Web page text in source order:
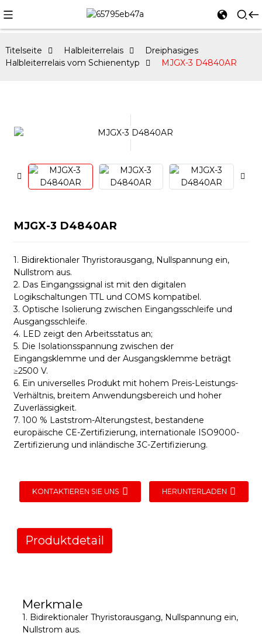
Titelseite Halbleiterrelais
Dreiphasiges
Halbleiterrelais vom Schienentyp
MJGX-3 D4840AR
MJGX-3 D4840AR
1. Bidirektionaler Thyristorausgang, Nullspannung ein,
Nullstrom aus.
2. Das Eingangssignal ist mit den digitalen
Logikschaltungen TTL und COMS kompatibel.
3. Optische Isolierung zwischen Eingangsschleife und
Ausgangsschleife.
4. LED zeigt den Arbeitsstatus an;
5. Die Isolationsspannung zwischen der
Eingangsklemme und der Ausgangsklemme beträgt
≥2500 V.
6. Ein universelles Produkt mit hohem Preis-Leistungs-
Verhältnis, breitem Anwendungsbereich und hoher
Zuverlässigkeit.
7. 100 % Laststrom-Alterungstest, bestandene
europäische CE-Zertifizierung, internationale ISO9000-
Zertifizierung und inländische 3C-Zertifizierung.
KONTAKTIEREN SIE UNS HERUNTERLADEN
Produktdetail
Merkmale
1. Bidirektionaler Thyristorausgang, Nullspannung ein,
Nullstrom aus.